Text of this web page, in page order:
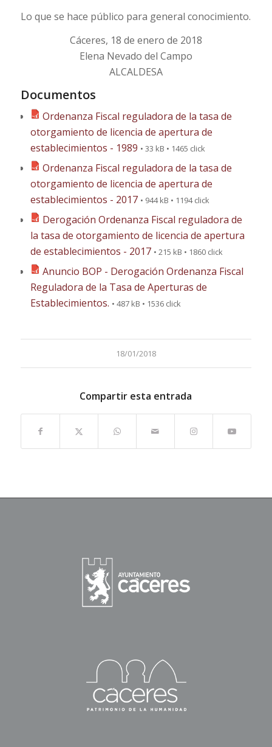
Lo que se hace público para general conocimiento.
Cáceres, 18 de enero de 2018
Elena Nevado del Campo
ALCALDESA
Documentos
Ordenanza Fiscal reguladora de la tasa de
otorgamiento de licencia de apertura de
establecimientos - 1989 • 33 kB • 1465 click
Ordenanza Fiscal reguladora de la tasa de
otorgamiento de licencia de apertura de
establecimientos - 2017 • 944 kB • 1194 click
Derogación Ordenanza Fiscal reguladora de
la tasa de otorgamiento de licencia de apertura
de establecimientos - 2017 • 215 kB • 1860 click
Anuncio BOP - Derogación Ordenanza Fiscal
Reguladora de la Tasa de Aperturas de
Establecimientos. • 487 kB • 1536 click
18/01/2018
Compartir esta entrada